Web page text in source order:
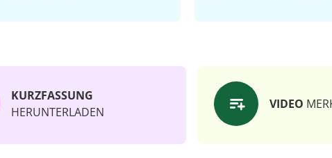
KURZFASSUNG
HERUNTERLADEN
VIDEO